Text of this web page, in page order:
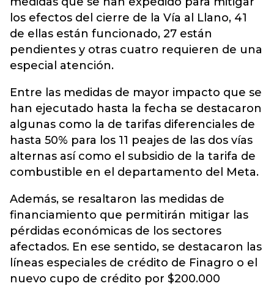
los efectos del cierre de la Vía al Llano, 41
de ellas están funcionado, 27 están
pendientes y otras cuatro requieren de una
especial atención.
Entre las medidas de mayor impacto que se
han ejecutado hasta la fecha se destacaron
algunas como la de tarifas diferenciales de
hasta 50% para los 11 peajes de las dos vías
alternas así como el subsidio de la tarifa de
combustible en el departamento del Meta.
Además, se resaltaron las medidas de
financiamiento que permitirán mitigar las
pérdidas económicas de los sectores
afectados. En ese sentido, se destacaron las
líneas especiales de crédito de Finagro o el
nuevo cupo de crédito por $200.000